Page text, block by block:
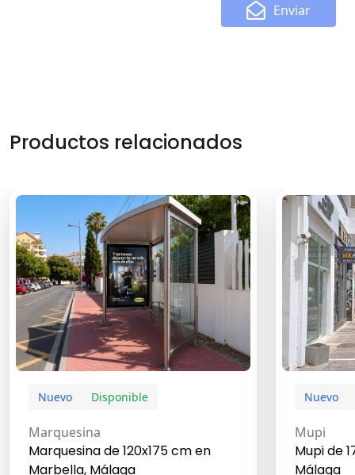
Enviar
Productos relacionados
Nuevo Disponible
Marquesina
Marquesina de 120x175 cm en
Marbella, Málaga
Nuevo
Mupi
Mupi de
Málaga